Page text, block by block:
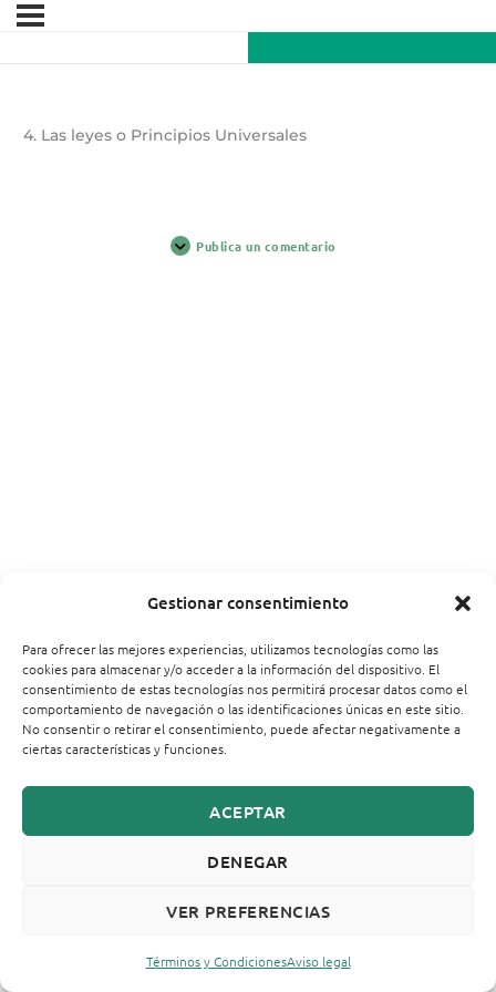
Gestionar consentimiento
Para ofrecer las mejores experiencias, utilizamos tecnologías como las
cookies para almacenar y/o acceder a la información del dispositivo. El
consentimiento de estas tecnologías nos permitirá procesar datos como el
comportamiento de navegación o las identificaciones únicas en este sitio.
No consentir o retirar el consentimiento, puede afectar negativamente a
ciertas características y funciones.
ACEPTAR
DENEGAR
VER PREFERENCIAS
Términos y CondicionesAviso legal
4. Las leyes o Principios Universales
Publica un comentario